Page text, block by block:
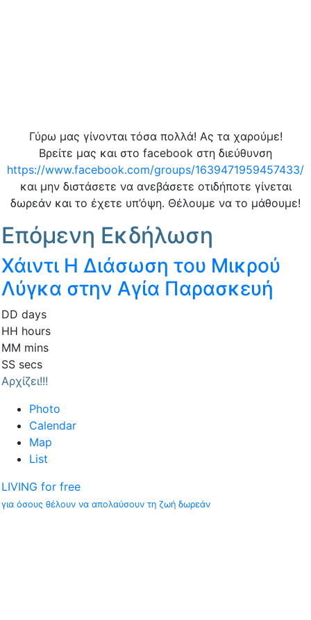
Γύρω μας γίνονται τόσα πολλά! Ας τα χαρούμε!
Βρείτε μας και στο facebook στη διεύθυνση
https://www.facebook.com/groups/1639471959457433/
και μην διστάσετε να ανεβάσετε οτιδήποτε γίνεται
δωρεάν και το έχετε υπ’όψη. Θέλουμε να το μάθουμε!
Επόμενη Εκδήλωση
Χάιντι Η Διάσωση του Μικρού
Λύγκα στην Αγία Παρασκευή
DD days
HH hours
MM mins
SS secs
Αρχίζει!!!
Photo
Calendar
Map
List
LIVING for free
για όσους θέλουν να απολαύσουν τη ζωή δωρεάν